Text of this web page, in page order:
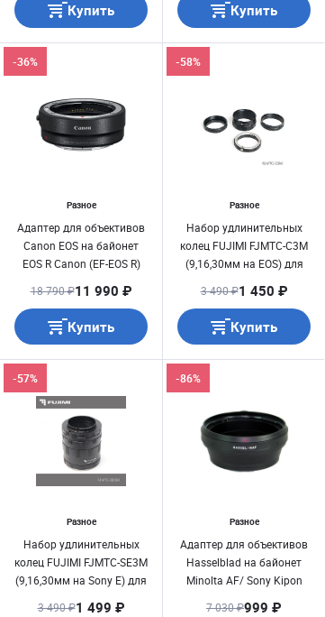
Купить
Купить
Разное
Адаптер для объективов
Canon EOS на байонет
EOS R Canon (EF-EOS R)
-36%
18 790 ₽11 990 ₽
Купить
Разное
Набор удлинительных
колец FUJIMI FJMTC-C3M
(9,16,30мм на EOS) для
-58%
3 490 ₽1 450 ₽
Купить
Разное
Набор удлинительных
колец FUJIMI FJMTC-SE3M
(9,16,30мм на Sony E) для
-57%
3 490 ₽1 499 ₽
Разное
Адаптер для объективов
Hasselblad на байонет
Minolta AF/ Sony Kipon
-86%
7 030 ₽999 ₽